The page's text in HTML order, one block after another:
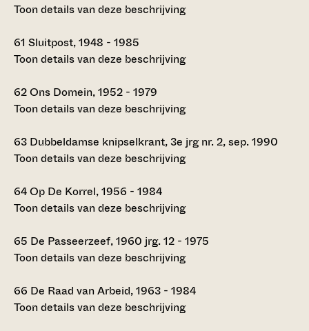
Toon details van deze beschrijving
61 Sluitpost, 1948 - 1985
Toon details van deze beschrijving
62Ons Domein, 1952 - 1979
Toon details van deze beschrijving
63 Dubbeldamse knipselkrant, 3e jrg nr. 2, sep. 1990
Toon details van deze beschrijving
64Op De Korrel, 1956 - 1984
Toon details van deze beschrijving
65 De Passeerzeef, 1960 jrg. 12 - 1975
Toon details van deze beschrijving
66 De Raad van Arbeid, 1963 - 1984
Toon details van deze beschrijving